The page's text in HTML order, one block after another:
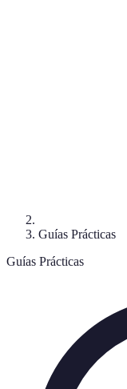
Guías Prácticas
Guías Prácticas